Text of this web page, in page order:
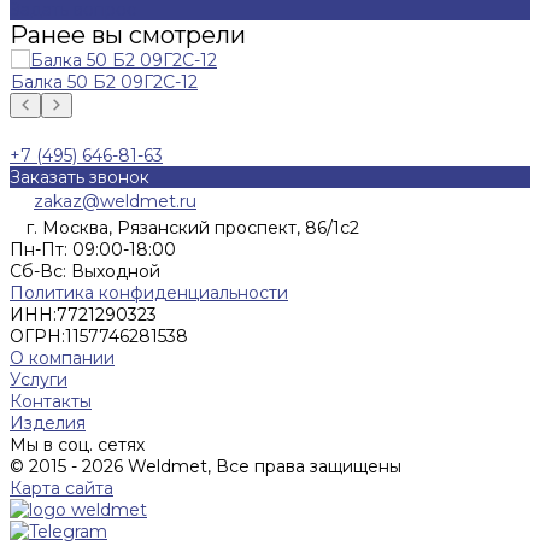
Ранее вы смотрели
Балка 50 Б2 09Г2С-12
+7 (495) 646-81-63
Заказать звонок
zakaz@weldmet.ru
г. Москва, Рязанский проспект, 86/1с2
Пн-Пт: 09:00-18:00
Cб-Вс: Выходной
Политика конфиденциальности
ИНН:7721290323
ОГРН:1157746281538
О компании
Услуги
Контакты
Изделия
Мы в соц. сетях
© 2015 - 2026 Weldmet, Все права защищены
Карта сайта